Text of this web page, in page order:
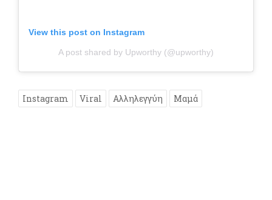
View this post on Instagram
A post shared by Upworthy (@upworthy)
Instagram Viral Αλληλεγγύη Μαμά